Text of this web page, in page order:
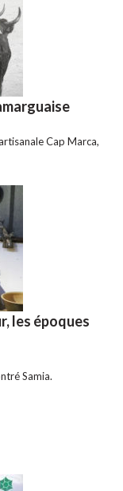
Cap Marca,
les époques
Samia.